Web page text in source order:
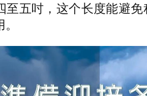
至五吋，这个长度能避